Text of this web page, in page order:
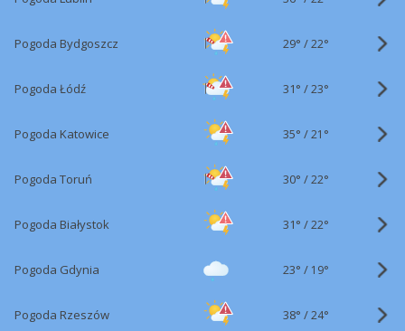
Pogoda Bydgoszcz 29° /22°
Pogoda Łódź 31° /23°
Pogoda Katowice 35° /21°
Pogoda Toruń 30° /22°
Pogoda Białystok 31° /22°
Pogoda Gdynia 23° / 19°
Pogoda Rzeszów 38° /24°